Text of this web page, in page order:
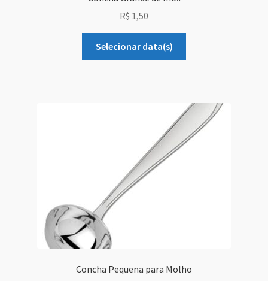
R$ 1,50
Selecionar data(s)
Concha Pequena para Molho